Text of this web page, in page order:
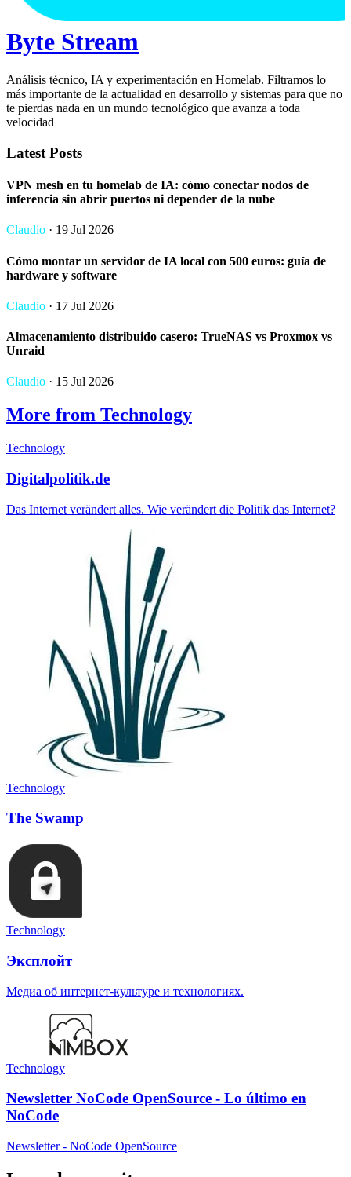
Byte Stream
Análisis técnico, IA y experimentación en Homelab. Filtramos lo
más importante de la actualidad en desarrollo y sistemas para que no
te pierdas nada en un mundo tecnológico que avanza a toda
velocidad
Latest Posts
VPN mesh en tu homelab de IA: cómo conectar nodos de
inferencia sin abrir puertos ni depender de la nube
Claudio · 19 Jul 2026
Cómo montar un servidor de IA local con 500 euros: guía de
hardware y software
Claudio · 17 Jul 2026
Almacenamiento distribuido casero: TrueNAS vs Proxmox vs
Unraid
Claudio · 15 Jul 2026
More from Technology
Technology
Digitalpolitik.de
Das Internet verändert alles. Wie verändert die Politik das Internet?
Technology
The Swamp
Technology
Эксплойт
Медиа об интернет-культуре и технологиях.
Technology
Newsletter NoCode OpenSource - Lo último en
NoCode
Newsletter - NoCode OpenSource